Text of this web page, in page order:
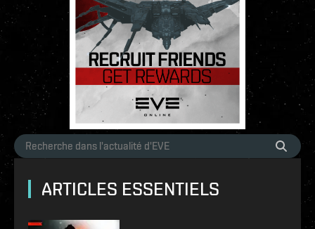
ARTICLES ESSENTIELS